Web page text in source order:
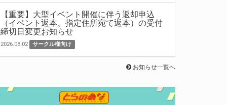
【重要】大型イベント開催に伴う返却申込
（イベント返本、指定住所宛て返本）の受付
締切日変更お知らせ
2026.08.02 サークル様向け
お知らせ一覧へ